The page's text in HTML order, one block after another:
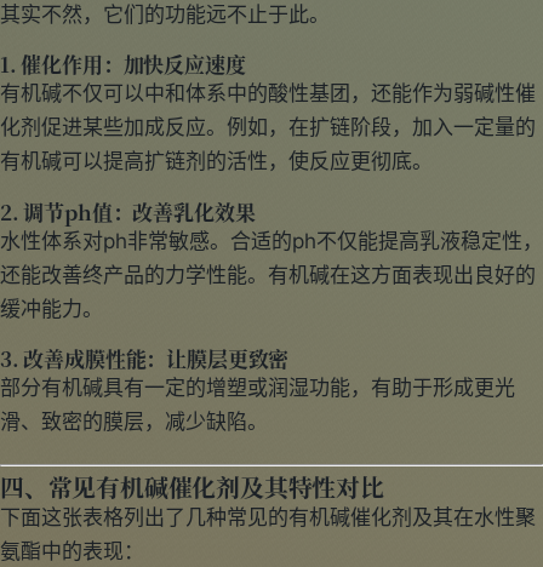
其实不然，它们的功能远不止于此。
1. 催化作用：加快反应速度
有机碱不仅可以中和体系中的酸性基团，还能作为弱碱性催
化剂促进某些加成反应。例如，在扩链阶段，加入一定量的
有机碱可以提高扩链剂的活性，使反应更彻底。
2. 调节ph值：改善乳化效果
水性体系对ph非常敏感。合适的ph不仅能提高乳液稳定性，
还能改善终产品的力学性能。有机碱在这方面表现出良好的
缓冲能力。
3. 改善成膜性能：让膜层更致密
部分有机碱具有一定的增塑或润湿功能，有助于形成更光
滑、致密的膜层，减少缺陷。
四、常见有机碱催化剂及其特性对比
下面这张表格列出了几种常见的有机碱催化剂及其在水性聚
氨酯中的表现：